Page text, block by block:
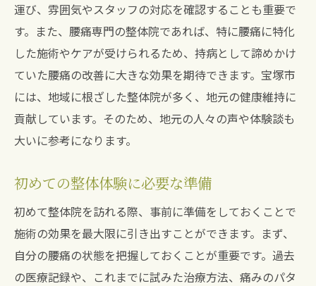
運び、雰囲気やスタッフの対応を確認することも重要で
す。また、腰痛専門の整体院であれば、特に腰痛に特化
した施術やケアが受けられるため、持病として諦めかけ
ていた腰痛の改善に大きな効果を期待できます。宝塚市
には、地域に根ざした整体院が多く、地元の健康維持に
貢献しています。そのため、地元の人々の声や体験談も
大いに参考になります。
初めての整体体験に必要な準備
初めて整体院を訪れる際、事前に準備をしておくことで
施術の効果を最大限に引き出すことができます。まず、
自分の腰痛の状態を把握しておくことが重要です。過去
の医療記録や、これまでに試みた治療方法、痛みのパタ